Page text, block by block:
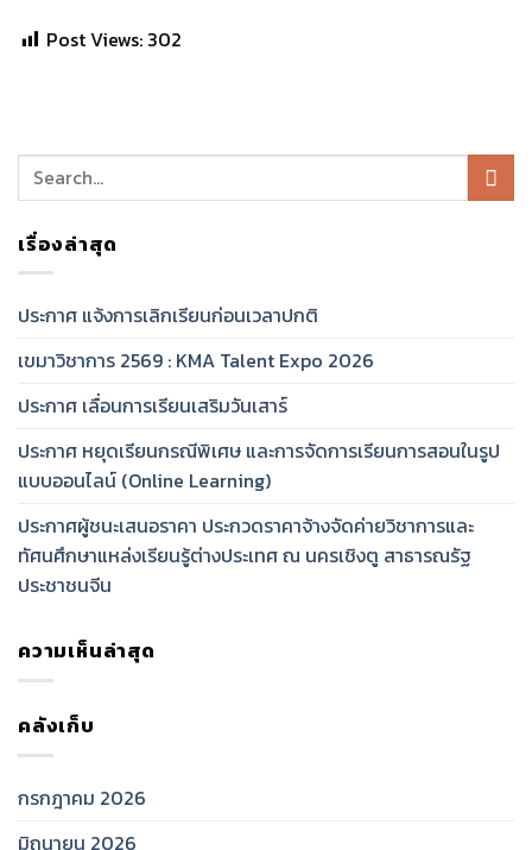
Post Views: 302
เรื่องล่าสุด
ประกาศ แจ้งการเลิกเรียนก่อนเวลาปกติ
เขมาวิชาการ 2569 : KMA Talent Expo 2026
ประกาศ เลื่อนการเรียนเสริมวันเสาร์
ประกาศ หยุดเรียนกรณีพิเศษ และการจัดการเรียนการสอนในรูป
แบบออนไลน์ (Online Learning)
ประกาศผู้ชนะเสนอราคา ประกวดราคาจ้างจัดค่ายวิชาการและ
ทัศนศึกษาแหล่งเรียนรู้ต่างประเทศ ณ นครเชิงตู สาธารณรัฐ
ประชาชนจีน
ความเห็นล่าสุด
คลังเก็บ
กรกฎาคม 2026
มิถุนายน 2026